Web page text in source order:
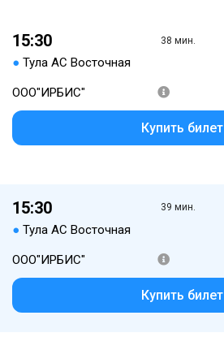
15:30
● Тула АС Восточная
38 мин.
ООО"ИРБИС"
Купить билет
15:30
● Тула АС Восточная
39 мин.
ООО"ИРБИС"
Купить билет